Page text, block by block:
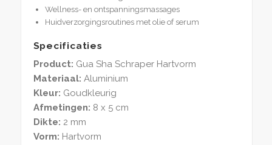
Wellness- en ontspanningsmassages
Huidverzorgingsroutines met olie of serum
Specificaties
Product: Gua Sha Schraper Hartvorm
Materiaal: Aluminium
Kleur: Goudkleurig
Afmetingen: 8 x 5 cm
Dikte: 2 mm
Vorm: Hartvorm